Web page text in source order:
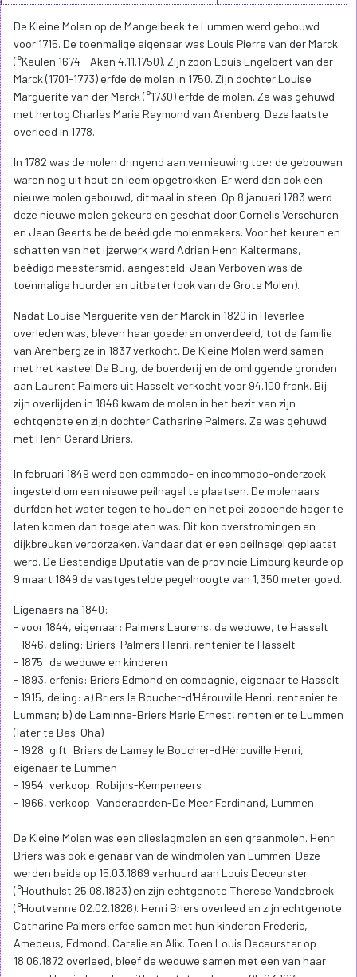
De Kleine Molen op de Mangelbeek te Lummen werd gebouwd
voor 1715. De toenmalige eigenaar was Louis Pierre van der Marck
(°Keulen 1674 - Aken 4.11.1750). Zijn zoon Louis Engelbert van der
Marck (1701-1773) erfde de molen in 1750. Zijn dochter Louise
Marguerite van der Marck (°1730) erfde de molen. Ze was gehuwd
met hertog Charles Marie Raymond van Arenberg. Deze laatste
overleed in 1778.
In 1782 was de molen dringend aan vernieuwing toe: de gebouwen
waren nog uit hout en leem opgetrokken. Er werd dan ook een
nieuwe molen gebouwd, ditmaal in steen. Op 8 januari 1783 werd
deze nieuwe molen gekeurd en geschat door Cornelis Verschuren
en Jean Geerts beide beëdigde molenmakers. Voor het keuren en
schatten van het ijzerwerk werd Adrien Henri Kaltermans,
beëdigd meestersmid, aangesteld. Jean Verboven was de
toenmalige huurder en uitbater (ook van de Grote Molen).
Nadat Louise Marguerite van der Marck in 1820 in Heverlee
overleden was, bleven haar goederen onverdeeld, tot de familie
van Arenberg ze in 1837 verkocht. De Kleine Molen werd samen
met het kasteel De Burg, de boerderij en de omliggende gronden
aan Laurent Palmers uit Hasselt verkocht voor 94.100 frank. Bij
zijn overlijden in 1846 kwam de molen in het bezit van zijn
echtgenote en zijn dochter Catharine Palmers. Ze was gehuwd
met Henri Gerard Briers.
In februari 1849 werd een commodo- en incommodo-onderzoek
ingesteld om een nieuwe peilnagel te plaatsen. De molenaars
durfden het water tegen te houden en het peil zodoende hoger te
laten komen dan toegelaten was. Dit kon overstromingen en
dijkbreuken veroorzaken. Vandaar dat er een peilnagel geplaatst
werd. De Bestendige Dputatie van de provincie Limburg keurde op
9 maart 1849 de vastgestelde pegelhoogte van 1,350 meter goed.
Eigenaars na 1840:
- voor 1844, eigenaar: Palmers Laurens, de weduwe, te Hasselt
- 1846, deling: Briers-Palmers Henri, rentenier te Hasselt
- 1875: de weduwe en kinderen
- 1893, erfenis: Briers Edmond en compagnie, eigenaar te Hasselt
- 1915, deling: a) Briers le Boucher-d'Hérouville Henri, rentenier te
Lummen; b) de Laminne-Briers Marie Ernest, rentenier te Lummen
(later te Bas-Oha)
- 1928, gift: Briers de Lamey le Boucher-d'Hérouville Henri,
eigenaar te Lummen
- 1954, verkoop: Robijns-Kempeneers
- 1966, verkoop: Vanderaerden-De Meer Ferdinand, Lummen
De Kleine Molen was een olieslagmolen en een graanmolen. Henri
Briers was ook eigenaar van de windmolen van Lummen. Deze
werden beide op 15.03.1869 verhuurd aan Louis Deceurster
(°Houthulst 25.08.1823) en zijn echtgenote Therese Vandebroek
(°Houtvenne 02.02.1826). Henri Briers overleed en zijn echtgenote
Catharine Palmers erfde samen met hun kinderen Frederic,
Amedeus, Edmond, Carelie en Alix. Toen Louis Deceurster op
18.06.1872 overleed, bleef de weduwe samen met een van haar